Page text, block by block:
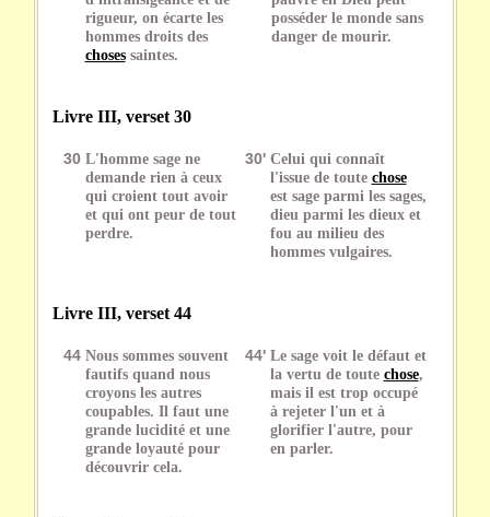
rigueur, on écarte les
hommes droits des
chosessaintes.
posséder le monde sans
danger de mourir.
Livre III, verset 30
30 L'homme sage ne
demande rien à ceux
qui croient tout avoir
et qui ont peur de tout
perdre.
30' Celui qui connaît
l'issue de toute chose
est sage parmi les sages,
dieu parmi les dieux et
fou au milieu des
hommes vulgaires.
Livre III, verset 44
44 Nous sommes souvent
fautifs quand nous
croyons les autres
coupables. Il faut une
grande lucidité et une
grande loyauté pour
découvrir cela.
44' Le sage voit le défaut et
la vertu de toute chose,
mais il est trop occupé
à rejeter l'un et à
glorifier l'autre, pour
en parler.